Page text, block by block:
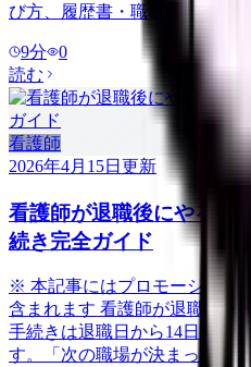
び方、履歴書・職務経歴書の
9分
0
読む
看護師
2026年4月15日 更新
看護師が退職後にやるべ
続き完全ガイド
※ 本記事にはプロモーション
含まれます 看護師が退職した
手続きは退職日から14日以内
す。「次の職場が決まってい